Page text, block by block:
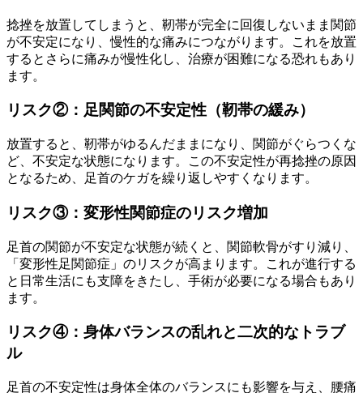
捻挫を放置してしまうと、靭帯が完全に回復しないまま関節
が不安定になり、慢性的な痛みにつながります。これを放置
するとさらに痛みが慢性化し、治療が困難になる恐れもあり
ます。
リスク②：足関節の不安定性（靭帯の緩み）
放置すると、靭帯がゆるんだままになり、関節がぐらつくな
ど、不安定な状態になります。この不安定性が再捻挫の原因
となるため、足首のケガを繰り返しやすくなります。
リスク③：変形性関節症のリスク増加
足首の関節が不安定な状態が続くと、関節軟骨がすり減り、
「変形性足関節症」のリスクが高まります。これが進行する
と日常生活にも支障をきたし、手術が必要になる場合もあり
ます。
リスク④：身体バランスの乱れと二次的なトラブ
ル
足首の不安定性は身体全体のバランスにも影響を与え、腰痛